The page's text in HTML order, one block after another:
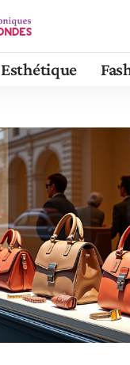
Esthétique